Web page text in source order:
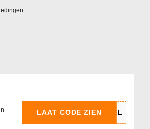
LAAT CODE ZIEN